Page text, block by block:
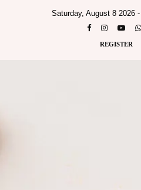
Saturday, August 8 2026 -
REGISTER